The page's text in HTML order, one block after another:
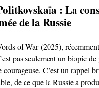
: La
de la Russie
of War (2025),
pas seulement un biopic
courageuse. C’est un rappel
de ce que la Russie a